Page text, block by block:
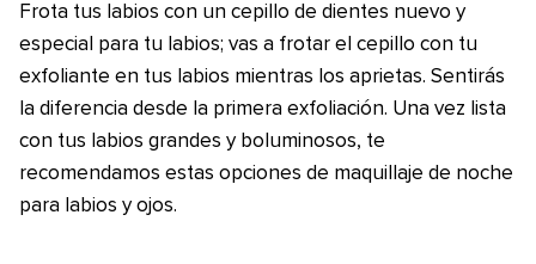
Frota tus labios con un cepillo de dientes nuevo y
especial para tu labios; vas a frotar el cepillo con tu
exfoliante en tus labios mientras los aprietas. Sentirás
la diferencia desde la primera exfoliación. Una vez lista
con tus labios grandes y boluminosos, te
recomendamos estas opciones de maquillaje de noche
para labios y ojos.